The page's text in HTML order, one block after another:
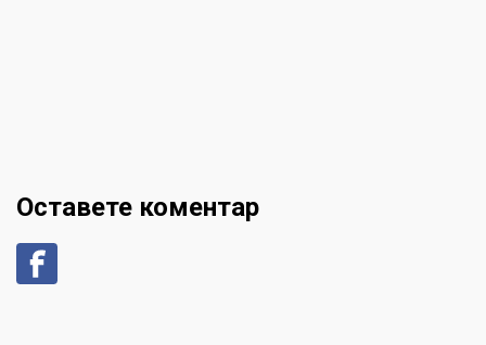
Оставете коментар